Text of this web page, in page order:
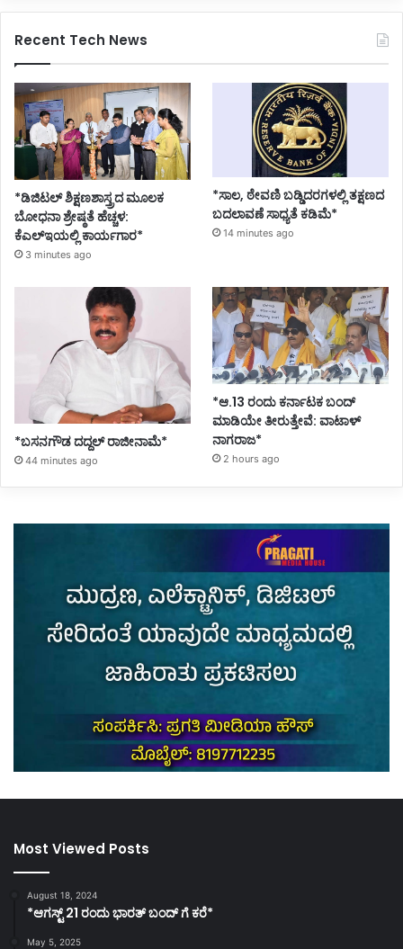
Recent Tech News
*ಡಿಜಿಟಲ್ ಶಿಕ್ಷಣಶಾಸ್ತ್ರದ ಮೂಲಕ
ಬೋಧನಾ ಶ್ರೇಷ್ಠತೆ ಹೆಚ್ಚಳ:
ಕೆಎಲ್ಇಯಲ್ಲಿ ಕಾರ್ಯಗಾರ*
3 minutes ago
*ಸಾಲ, ಠೇವಣಿ ಬಡ್ಡಿದರಗಳಲ್ಲಿ ತಕ್ಷಣದ
ಬದಲಾವಣೆ ಸಾಧ್ಯತೆ ಕಡಿಮೆ*
14 minutes ago
*ಬಸನಗೌಡ ದದ್ದಲ್‌ ರಾಜೀನಾಮೆ*
44 minutes ago
*ಆ.13 ರಂದು ಕರ್ನಾಟಕ ಬಂದ್
ಮಾಡಿಯೇ ತೀರುತ್ತೇವೆ: ವಾಟಾಳ್
ನಾಗರಾಜ*
2 hours ago
Most Viewed Posts
August 18, 2024
*ಆಗಸ್ಟ್ 21 ರಂದು ಭಾರತ್‌ ಬಂದ್‌ ಗೆ ಕರೆ*
May 5, 2025